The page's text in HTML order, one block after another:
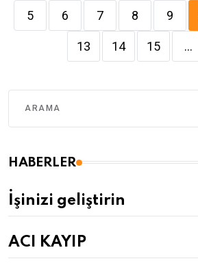
5 6 7 8 9
13 14 15 ...
HABERLER
İşinizi geliştirin
ACI KAYIP